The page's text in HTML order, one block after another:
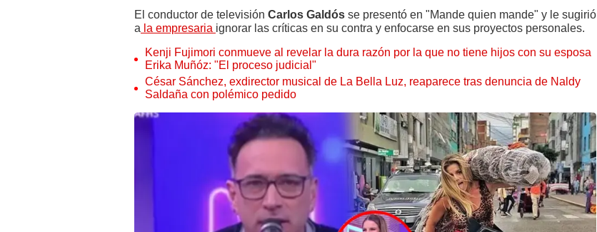
El conductor de televisión Carlos Galdós se presentó en "Mande quien mande" y le sugirió
a la empresaria ignorar las críticas en su contra y enfocarse en sus proyectos personales.
Kenji Fujimori conmueve al revelar la dura razón por la que no tiene hijos con su esposa
Erika Muñóz: "El proceso judicial"
César Sánchez, exdirector musical de La Bella Luz, reaparece tras denuncia de Naldy
Saldaña con polémico pedido